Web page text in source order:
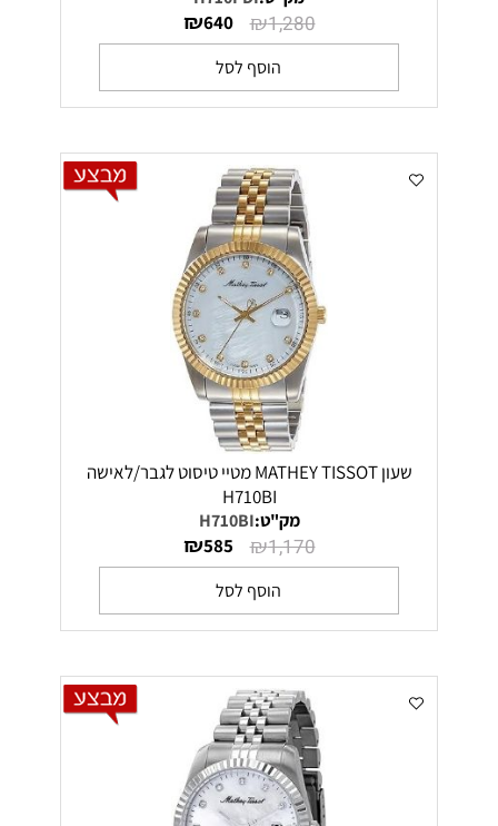
₪1,280
₪640
הוסף לסל
שעון MATHEY TISSOT מטיי טיסוט לגבר/לאישה
H710BI
מק"ט:H710BI
₪1,170
₪585
הוסף לסל